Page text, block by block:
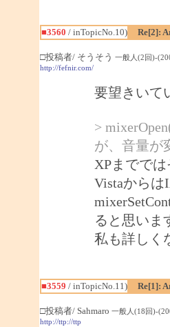
■3560 / inTopicNo.10) Re[2]:
□投稿者/ そうそう 一般人(2回)-
http://fefnir.com/
要望きいて
>
が、音量が
XPまででは
Vistaからは
ると思いま
私も詳しく
■3559 / inTopicNo.11) Re[1]:
□投稿者/ Sahmaro 一般人(18回)-
http://ttp://ttp